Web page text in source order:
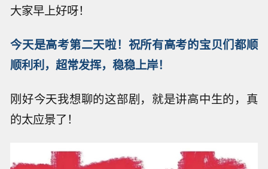
大家早上好呀！
今天是高考第二天啦！祝所有高考的宝贝们都顺
顺利利，超常发挥，稳稳上岸！
刚好今天我想聊的这部剧，就是讲高中生的，真
的太应景了！